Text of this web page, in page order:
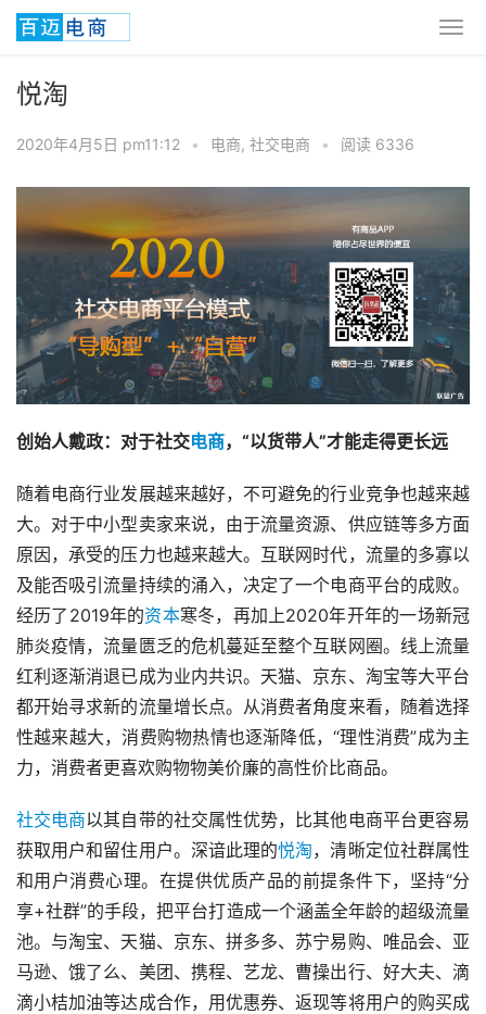
悦淘
2020年4月5日 pm11:12 • 电商, 社交电商 • 阅读 6336
创始人戴政：对于社交电商，“以货带人”才能走得更长远
随着电商行业发展越来越好，不可避免的行业竞争也越来越
大。对于中小型卖家来说，由于流量资源、供应链等多方面
原因，承受的压力也越来越大。互联网时代，流量的多寡以
及能否吸引流量持续的涌入，决定了一个电商平台的成败。
经历了2019年的资本寒冬，再加上2020年开年的一场新冠
肺炎疫情，流量匮乏的危机蔓延至整个互联网圈。线上流量
红利逐渐消退已成为业内共识。天猫、京东、淘宝等大平台
都开始寻求新的流量增长点。从消费者角度来看，随着选择
性越来越大，消费购物热情也逐渐降低，“理性消费”成为主
力，消费者更喜欢购物物美价廉的高性价比商品。
社交电商以其自带的社交属性优势，比其他电商平台更容易
获取用户和留住用户。深谙此理的悦淘，清晰定位社群属性
和用户消费心理。在提供优质产品的前提条件下，坚持“分
享+社群”的手段，把平台打造成一个涵盖全年龄的超级流量
池。与淘宝、天猫、京东、拼多多、苏宁易购、唯品会、亚
马逊、饿了么、美团、携程、艺龙、曹操出行、好大夫、滴
滴小桔加油等达成合作，用优惠券、返现等将用户的购买成